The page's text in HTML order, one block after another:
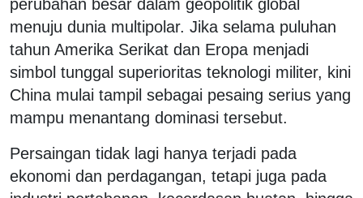
perubahan besar dalam geopolitik global
menuju dunia multipolar. Jika selama puluhan
tahun Amerika Serikat dan Eropa menjadi
simbol tunggal superioritas teknologi militer, kini
China mulai tampil sebagai pesaing serius yang
mampu menantang dominasi tersebut.
Persaingan tidak lagi hanya terjadi pada
ekonomi dan perdagangan, tetapi juga pada